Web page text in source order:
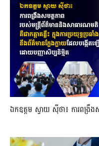
ឯកឧត្តម ស្វាយ ស៊ីថា៖ ការពង្រឹង